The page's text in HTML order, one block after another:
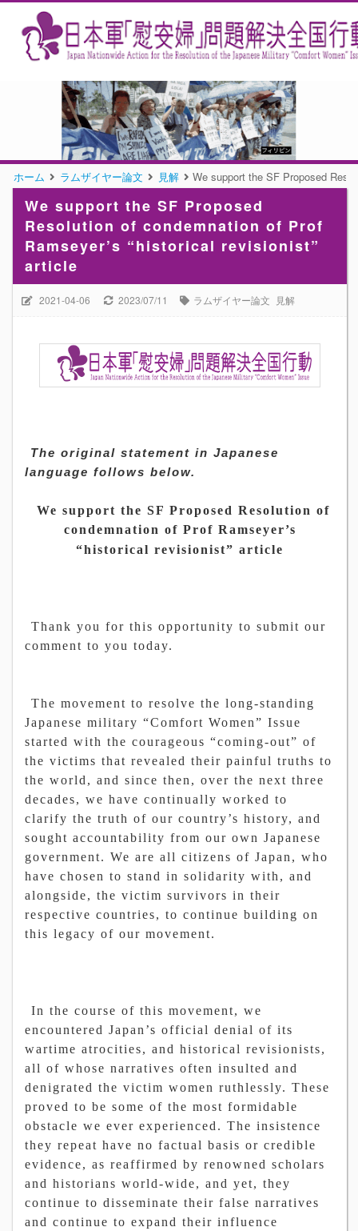
ホーム ラムザイヤー論文 見解 We support the SF Proposed
We support the SF Proposed
Resolution of condemnation of Prof
Ramseyer’s “historical revisionist”
article
2021-04-06 2023/07/11 ラムザイヤー論文 見解
The original statement in Japanese
language follows below.
We support the SF Proposed Resolution of
condemnation of Prof Ramseyer’s
“historical revisionist” article
Thank you for this opportunity to submit our
comment to you today.
The movement to resolve the long-standing
Japanese military “Comfort Women” Issue
started with the courageous “coming-out” of
the victims that revealed their painful truths to
the world, and since then, over the next three
decades, we have continually worked to
clarify the truth of our country’s history, and
sought accountability from our own Japanese
government. We are all citizens of Japan, who
have chosen to stand in solidarity with, and
alongside, the victim survivors in their
respective countries, to continue building on
this legacy of our movement.
In the course of this movement, we
encountered Japan’s official denial of its
wartime atrocities, and historical revisionists,
all of whose narratives often insulted and
denigrated the victim women ruthlessly. These
proved to be some of the most formidable
obstacle we ever experienced. The insistence
they repeat have no factual basis or credible
evidence, as reaffirmed by renowned scholars
and historians world-wide, and yet, they
continue to disseminate their false narratives
and continue to expand their influence